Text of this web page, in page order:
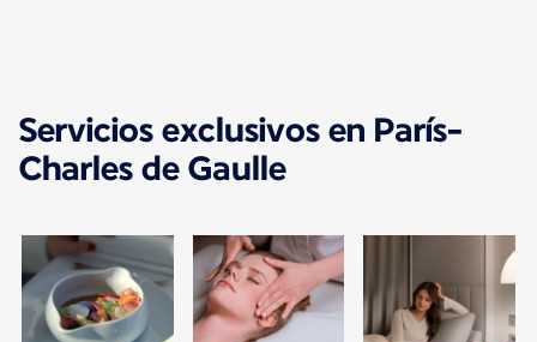
Servicios exclusivos en París-
Charles de Gaulle